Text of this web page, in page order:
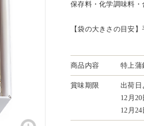
保存料・化学調味料・
【袋の大きさの目安】
商品内容 特上
賞味期限
出荷
12月
12月